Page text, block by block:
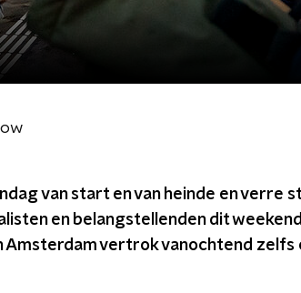
van start en van heinde en verre
en belangstellenden dit
Amsterdam vertrok vanochtend zelfs